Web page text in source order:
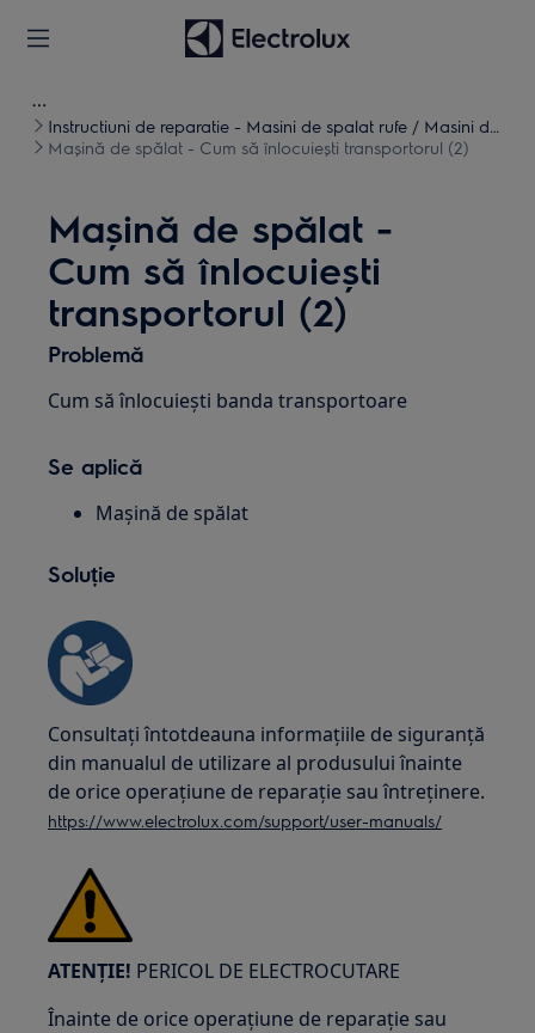
Instructiuni de reparatie - Masini de spalat rufe / Masini de
spalat uscate
Mașină de spălat - Cum să înlocuiești transportorul (2)
Mașină de spălat -
Cum să înlocuiești
transportorul (2)
Problemă
Cum să înlocuiești banda transportoare
Se aplică
Mașină de spălat
Soluție
Consultați întotdeauna informațiile de siguranță
din manualul de utilizare al produsului înainte
de orice operațiune de reparație sau întreținere.
https://www.electrolux.com/support/user-manuals/
ATENȚIE! PERICOL DE ELECTROCUTARE
Înainte de orice operațiune de reparație sau